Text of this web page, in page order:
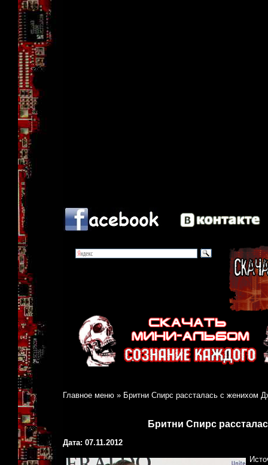
Главное меню » Бритни Спирс рассталась с женихом
Бритни Спирс
Дата: 07.11.2012